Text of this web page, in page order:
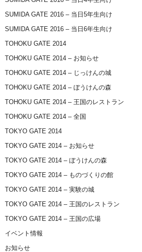
SUMIDA GATE 2016 – 当日5年生向け
SUMIDA GATE 2016 – 当日6年生向け
TOHOKU GATE 2014
TOHOKU GATE 2014 – お知らせ
TOHOKU GATE 2014 – じっけんの城
TOHOKU GATE 2014 – ぼうけんの森
TOHOKU GATE 2014 – 王国のレストラン
TOHOKU GATE 2014 – 全国
TOKYO GATE 2014
TOKYO GATE 2014 – お知らせ
TOKYO GATE 2014 – ぼうけんの森
TOKYO GATE 2014 – ものづくりの館
TOKYO GATE 2014 – 実験の城
TOKYO GATE 2014 – 王国のレストラン
TOKYO GATE 2014 – 王国の広場
イベント情報
お知らせ